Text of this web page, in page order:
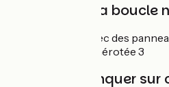
Balisage de la boucle
Boucle balisée avec des
pastille bleue numérotée 3
À ne pas manquer